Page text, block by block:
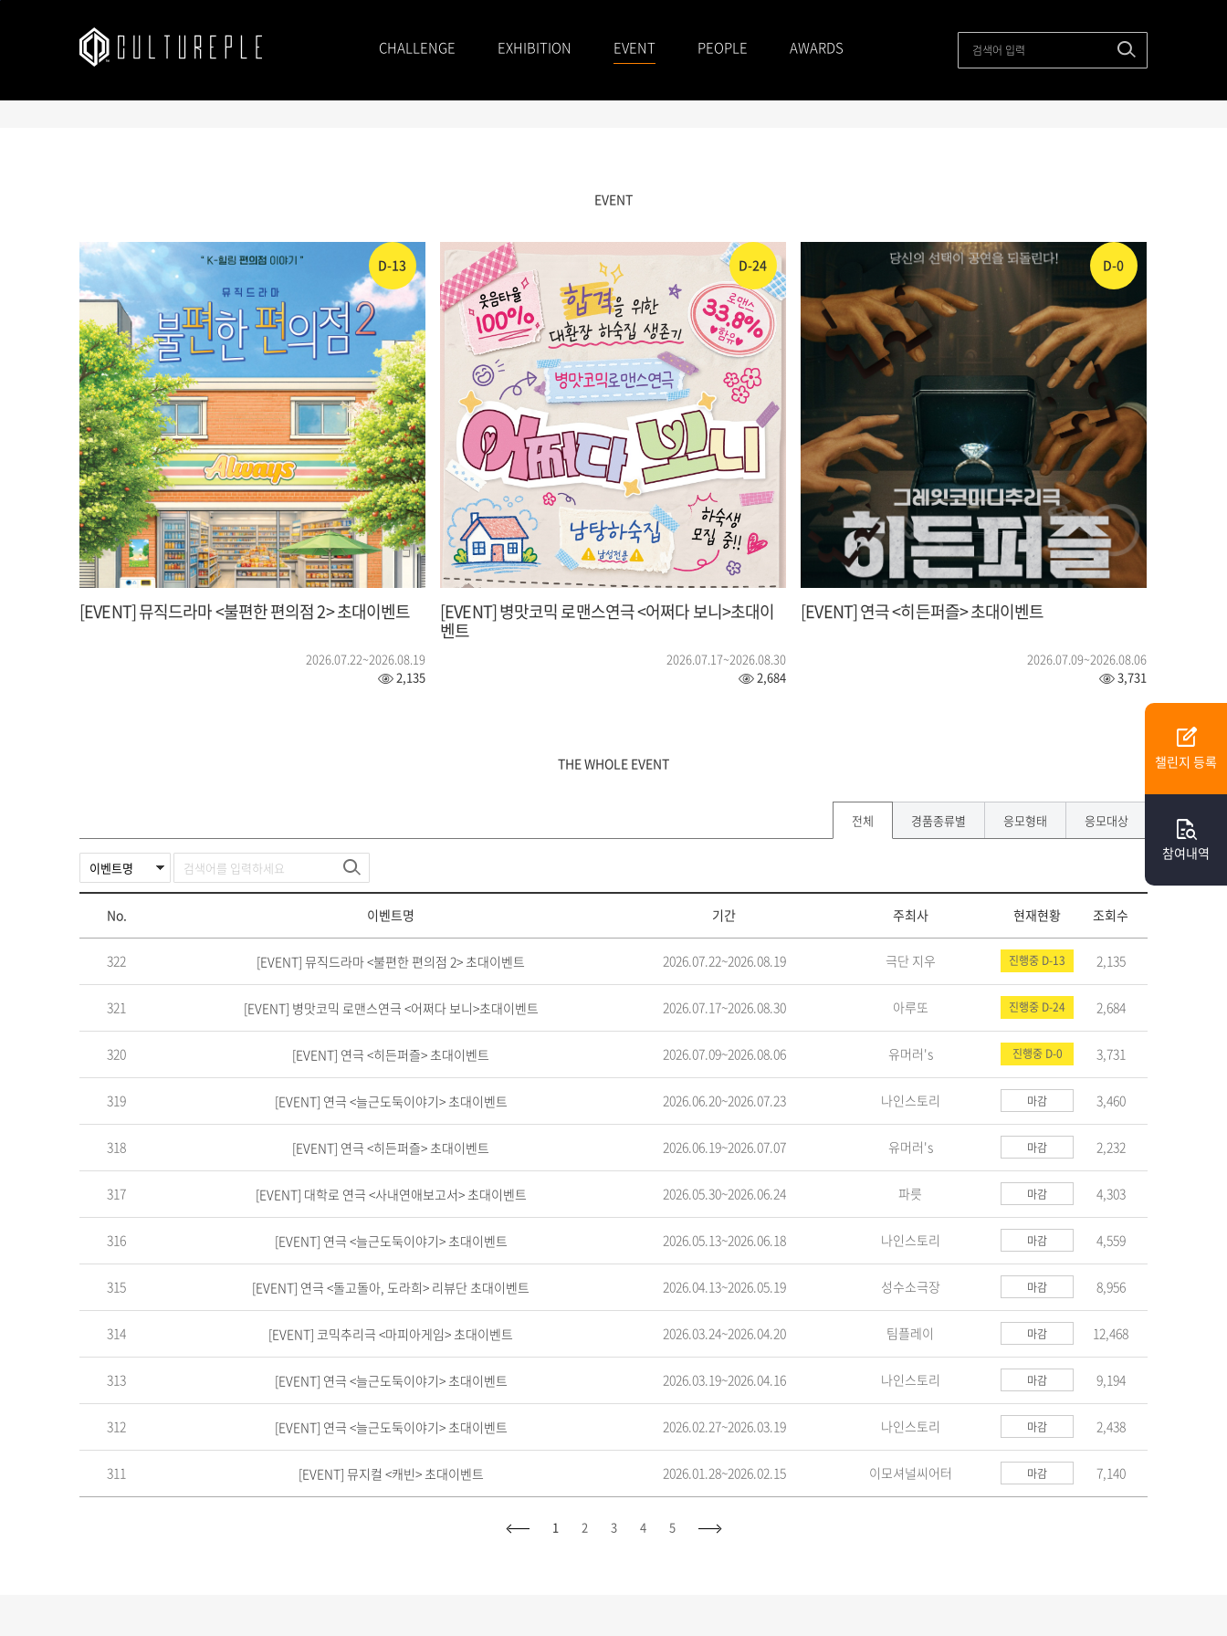
CHALLENGE EXHIBITION EVENT PEOPLE AWARDS
edit_square
챌린지 등록
quick_reference_all
참여내역
EVENT
D-13
[EVENT] 뮤직드라마 <불편한 편의점 2> 초대이벤트
2026.07.22~2026.08.19
2,135
D-24
[EVENT] 병맛코믹 로맨스연극 <어쩌다 보니>초대이
벤트
2026.07.17~2026.08.30
2,684
D-0
[EVENT] 연극 <히든퍼즐> 초대이벤트
2026.07.09~2026.08.06
3,731
THE WHOLE EVENT
전체 경품종류별 응모형태 응모대상
No. 이벤트명 기간 주최사 현재현황 조회수
322 [EVENT] 뮤직드라마 <불편한 편의점 2> 초대이벤트 2026.07.22~2026.08.19 극단 지우 진행중 D-13 2,135
321 [EVENT] 병맛코믹 로맨스연극 <어쩌다 보니>초대이벤트 2026.07.17~2026.08.30 아루또 진행중 D-24 2,684
320 [EVENT] 연극 <히든퍼즐> 초대이벤트 2026.07.09~2026.08.06 유머러's 진행중 D-0 3,731
319 [EVENT] 연극 <늘근도둑이야기> 초대이벤트 2026.06.20~2026.07.23 나인스토리 마감 3,460
318 [EVENT] 연극 <히든퍼즐> 초대이벤트 2026.06.19~2026.07.07 유머러's 마감 2,232
317 [EVENT] 대학로 연극 <사내연애보고서> 초대이벤트 2026.05.30~2026.06.24 파릇 마감 4,303
316 [EVENT] 연극 <늘근도둑이야기> 초대이벤트 2026.05.13~2026.06.18 나인스토리 마감 4,559
315 [EVENT] 연극 <돌고돌아, 도라희> 리뷰단 초대이벤트 2026.04.13~2026.05.19 성수소극장 마감 8,956
314 [EVENT] 코믹추리극 <마피아게임> 초대이벤트 2026.03.24~2026.04.20 팀플레이 마감 12,468
313 [EVENT] 연극 <늘근도둑이야기> 초대이벤트 2026.03.19~2026.04.16 나인스토리 마감 9,194
312 [EVENT] 연극 <늘근도둑이야기> 초대이벤트 2026.02.27~2026.03.19 나인스토리 마감 2,438
311 [EVENT] 뮤지컬 <캐빈> 초대이벤트 2026.01.28~2026.02.15 이모셔널씨어터 마감 7,140
1 2 3 4 5